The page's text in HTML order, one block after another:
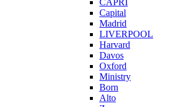
CAPRI
Capital
Madrid
LIVERPOOL
Harvard
Davos
Oxford
Ministry
Born
Alto